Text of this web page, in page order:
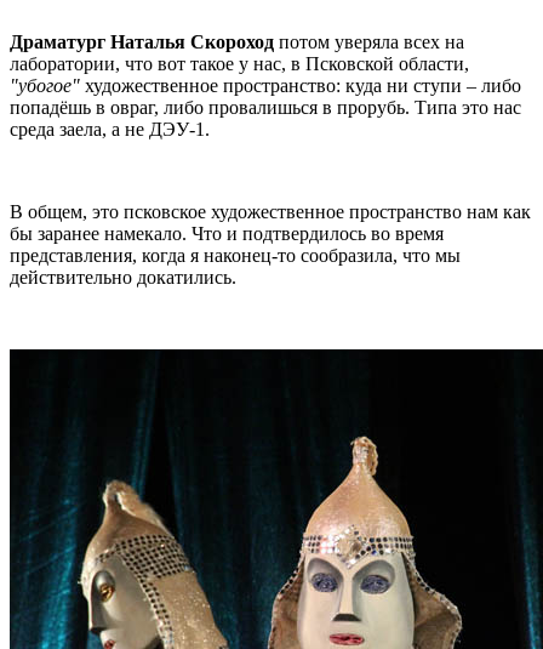
Драматург Наталья Скороход потом уверяла всех на
лаборатории, что вот такое у нас, в Псковской области,
"убогое" художественное пространство: куда ни ступи – либо
попадёшь в овраг, либо провалишься в прорубь. Типа это нас
среда заела, а не ДЭУ-1.
В общем, это псковское художественное пространство нам как
бы заранее намекало. Что и подтвердилось во время
представления, когда я наконец-то сообразила, что мы
действительно докатились.